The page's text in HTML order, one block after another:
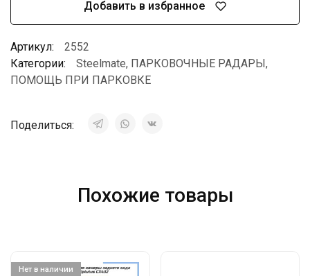
Добавить в избранное
Артикул:
2552
Категории:
Steelmate, ПАРКОВОЧНЫЕ РАДАРЫ,
ПОМОЩЬ ПРИ ПАРКОВКЕ
Поделиться:
Похожие товары
Нет в наличии